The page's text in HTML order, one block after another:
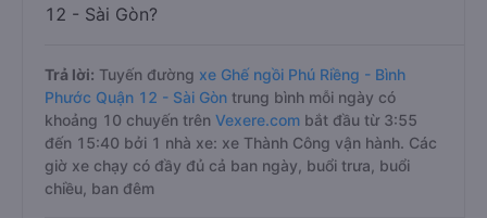
12 - Sài Gòn?
Trả lời: Tuyến đường xe Ghế ngồi Phú Riềng - Bình
Phước Quận 12 - Sài Gòn trung bình mỗi ngày có
khoảng 10 chuyến trên Vexere.com bắt đầu từ 3:55
đến 15:40 bởi 1 nhà xe: xe Thành Công vận hành. Các
giờ xe chạy có đầy đủ cả ban ngày, buổi trưa, buổi
chiều, ban đêm